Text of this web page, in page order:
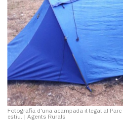
Fotografia d'una acampada il·legal al
estiu.| Agents Rurals